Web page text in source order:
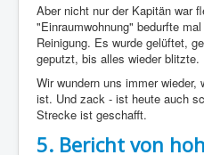
Aber nicht nur der Kapitän war
"Einraumwohnung" bedurfte
Reinigung. Es wurde gelüftet,
geputzt, bis alles wieder blitzte.
Wir wundern uns immer
ist. Und zack - ist heute auch
Strecke ist geschafft.
5. Bericht von